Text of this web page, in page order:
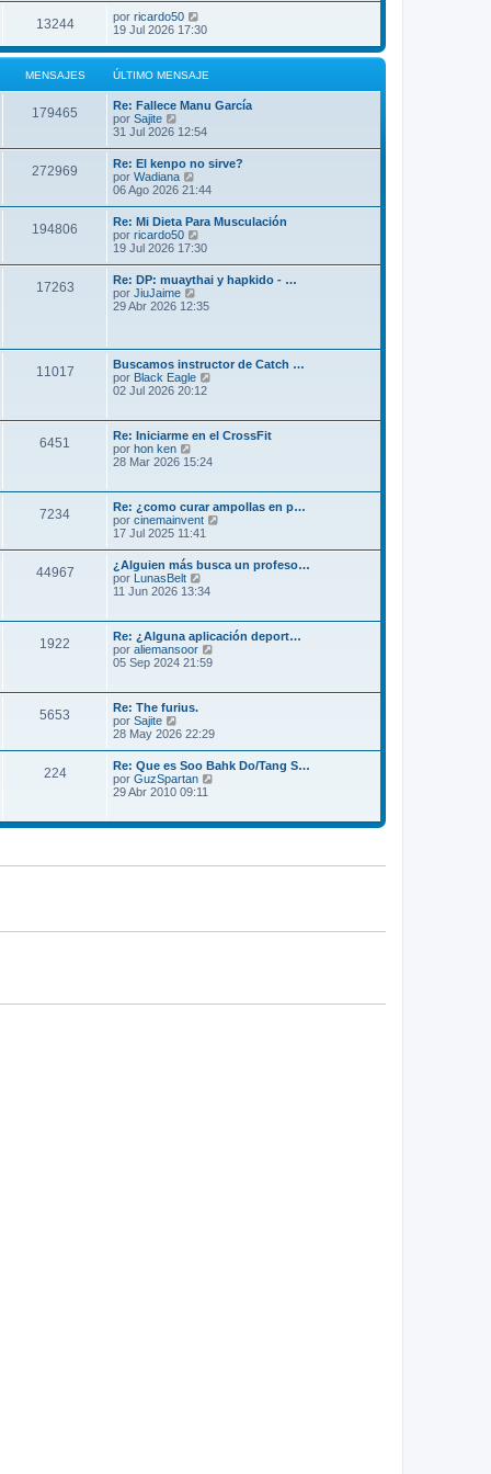
13244 por ricardo50
19 Jul 2026 17:30
MENSAJES ÚLTIMO MENSAJE
179465
Re: Fallece Manu García
por Sajite
e
l
t
i
m
o
m
e
n
s
a
j
e
31 Jul 2026 12:54
272969
Re: El kenpo no sirve?
por Wadiana
e
l
t
i
m
o
e
a
j
e
06 Ago 2026 21:44
194806
Re: Mi Dieta Para Musculación
por ricardo50
e
l
t
i
m
e
n
s
j
e
19 Jul 2026 17:30
17263
Re: DP: muaythai y hapkido - …
por JiuJaime
e
i
m
o
e
n
a
e
29 Abr 2026 12:35
11017
Buscamos instructor de Catch …
por Black Eagle
t
m
m
e
n
a
j
e
02 Jul 2026 20:12
6451
Re: Iniciarme en el CrossFit
por hon ken
e
t
i
m
o
m
e
n
a
j
e
28 Mar 2026 15:24
7234
Re: ¿como curar ampollas en p…
por cinemainvent
l
o
m
a
17 Jul 2025 11:41
44967
¿Alguien más busca un profeso…
por LunasBelt
e
l
t
i
m
m
s
a
e
11 Jun 2026 13:34
1922
Re: ¿Alguna aplicación deport…
por aliemansoor
m
o
m
a
j
05 Sep 2024 21:59
5653
Re: The furius.
por Sajite
e
ú
l
t
i
o
n
28 May 2026 22:29
224
Re: Que es Soo Bahk Do/Tang S…
por GuzSpartan
l
m
s
29 Abr 2010 09:11